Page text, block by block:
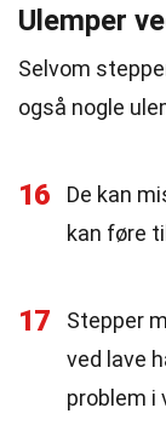
Ulemper
Selvom
også nogle
16
De kan
kan føre
17
Stepper
ved lave
problem i